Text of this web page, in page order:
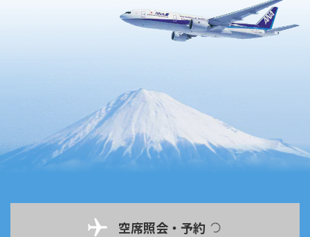
空席照会・予約